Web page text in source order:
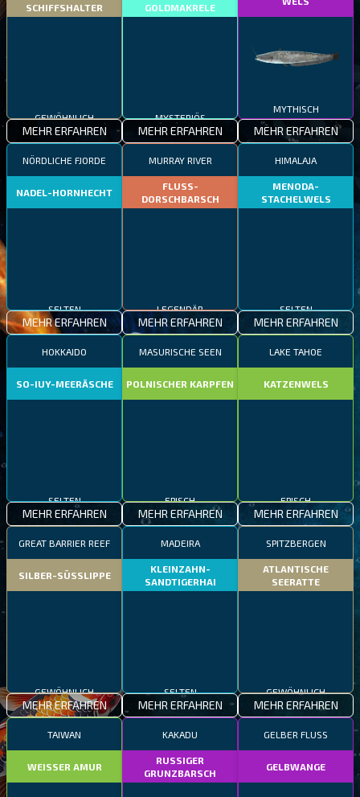
SCHIFFSHALTER
MEHR ERFAHREN
GOLDMAKRELE
MEHR ERFAHREN
MYTHISCH
MEHR ERFAHREN
NÖRDLICHE FJORDE
NADEL-HORNHECHT
MEHR ERFAHREN
MURRAY RIVER
FLUSS-
DORSCHBARSCH
MEHR ERFAHREN
HIMALAJA
MENODA-
STACHELWELS
MEHR ERFAHREN
HOKKAIDO
SO-IUY-MEERÄSCHE
MEHR ERFAHREN
MASURISCHE SEEN
POLNISCHER KARPFEN
MEHR ERFAHREN
LAKE TAHOE
KATZENWELS
MEHR ERFAHREN
GREAT BARRIER REEF
SILBER-SÜSSLIPPE
MEHR ERFAHREN
MADEIRA
KLEINZAHN-
SANDTIGERHAI
MEHR ERFAHREN
SPITZBERGEN
ATLANTISCHE
SEERATTE
MEHR ERFAHREN
TAIWAN
WEISSER AMUR
KAKADU
RUSSIGER
GRUNZBARSCH
GELBER FLUSS
GELBWANGE